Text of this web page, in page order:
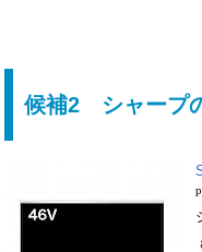
候補2 シャープ